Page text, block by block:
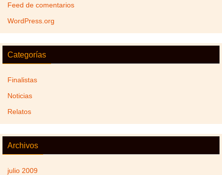
Feed de comentarios
WordPress.org
Categorías
Finalistas
Noticias
Relatos
Archivos
julio 2009